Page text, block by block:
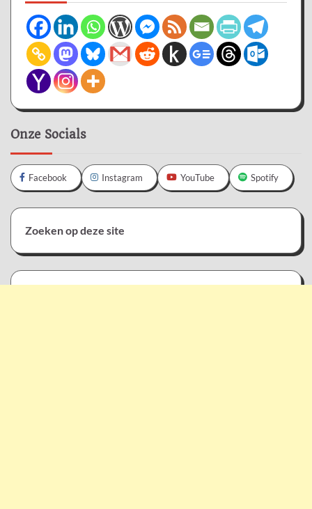
Onze Socials
Facebook Instagram YouTube Spotify
Zoeken op deze site